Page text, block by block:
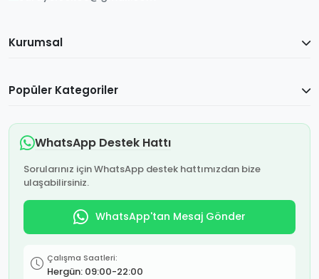
Kurumsal
Popüler Kategoriler
WhatsApp Destek Hattı
Sorularınız için WhatsApp destek hattımızdan bize
ulaşabilirsiniz.
WhatsApp'tan Mesaj Gönder
Çalışma Saatleri:
Hergün: 09:00-22:00